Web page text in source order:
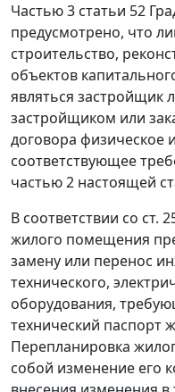
Частью 3 статьи 52
предусмотрено, что
строительство,
объектов
являться застройщик
застройщиком или
договора физическое
соответствующее
частью 2 настоящей
В соответствии со ст.
жилого помещения
замену или перенос
технического,
оборудования,
технический паспорт
Перепланировка
собой изменение его